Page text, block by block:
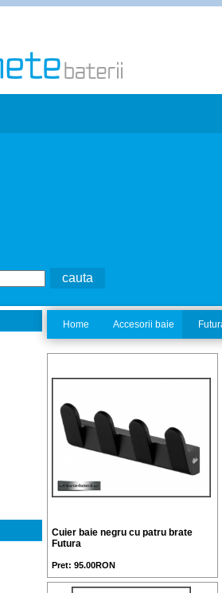
Home Accesorii baie
Cuier baie negru cu patru brate
Futura
Pret: 95.00RON